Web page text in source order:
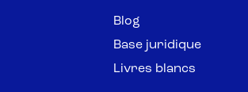
Blog
Base juridique
Livres blancs